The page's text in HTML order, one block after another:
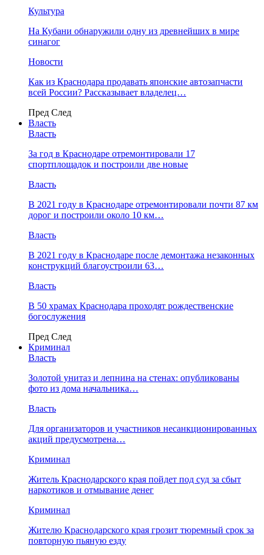
Культура
На Кубани обнаружили одну из древнейших в мире
синагог
Новости
Как из Краснодара продавать японские автозапчасти
всей России? Рассказывает владелец…
Пред След
Власть
Власть
За год в Краснодаре отремонтировали 17
спортплощадок и построили две новые
Власть
В 2021 году в Краснодаре отремонтировали почти 87 км
дорог и построили около 10 км…
Власть
В 2021 году в Краснодаре после демонтажа незаконных
конструкций благоустроили 63…
Власть
В 50 храмах Краснодара проходят рождественские
богослужения
Пред След
Криминал
Власть
​Золотой унитаз и лепнина на стенах: опубликованы
фото из дома начальника…
Власть
Для организаторов и участников несанкционированных
акций предусмотрена…
Криминал
Житель Краснодарского края пойдет под суд за сбыт
наркотиков и отмывание денег
Криминал
Жителю Краснодарского края грозит тюремный срок за
повторную пьяную езду